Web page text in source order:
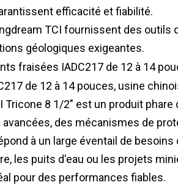
efficacité et fiabilité.
TCI fournissent des outils
géologiques exigeantes.
Tricone 8 1/2" est un produit phare
des mécanismes de
à un large éventail de besoins
les puits d'eau ou les projets
pour des performances fiables.